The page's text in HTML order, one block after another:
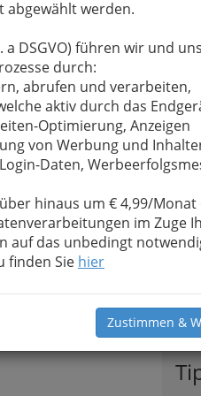
abgewählt werden.
DSGVO) führen wir und
durch:
abrufen und verarbeiten,
aktiv durch das
Optimierung, Anzeigen
von Werbung und
Daten,
hinaus um € 4,99/Monat
im Zuge
auf das unbedingt
finden Sie hier
Zustimmen &
dieser Stelle zur
dem Absenden